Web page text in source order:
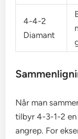
4-4-2
Diamant
Når man
tilbyr 4-3-1-2 en
angrep. For